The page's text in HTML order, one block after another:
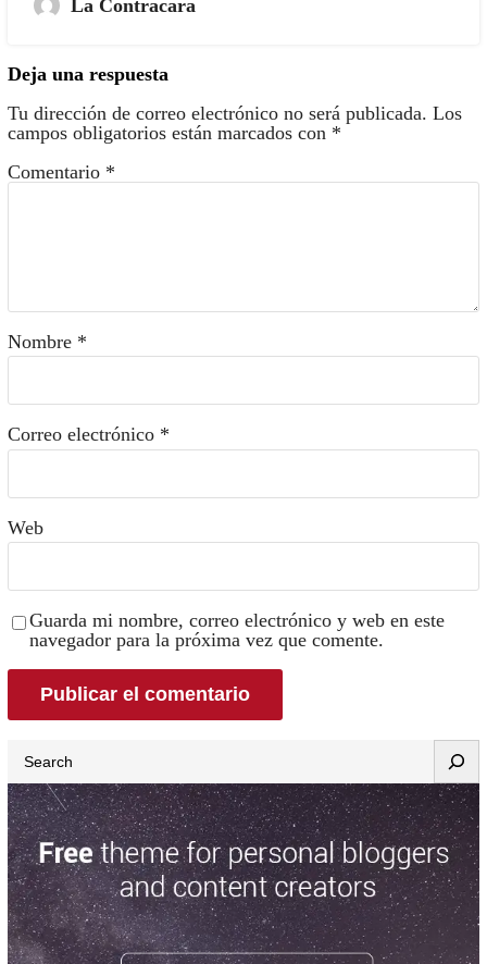
La Contracara
Deja una respuesta
Tu dirección de correo electrónico no será publicada. Los
campos obligatorios están marcados con *
Comentario *
Nombre *
Correo electrónico *
Web
Guarda mi nombre, correo electrónico y web en este
navegador para la próxima vez que comente.